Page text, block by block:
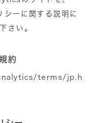
ーに関する説明に
さい。
約
terms/jp.h